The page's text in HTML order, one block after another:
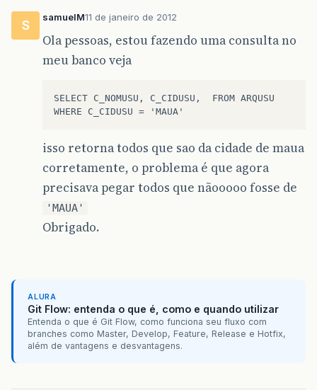
S
samuelM11 de janeiro de 2012
Ola pessoas, estou fazendo uma consulta no
meu banco veja
SELECT C_NOMUSU, C_CIDUSU,  FROM ARQUSU
isso retorna todos que sao da cidade de maua
corretamente, o problema é que agora
precisava pegar todos que nãooooo fosse de
'MAUA'
Obrigado.
ALURA
Git Flow: entenda o que é, como e quando utilizar
Entenda o que é Git Flow, como funciona seu fluxo com
branches como Master, Develop, Feature, Release e Hotfix,
além de vantagens e desvantagens.